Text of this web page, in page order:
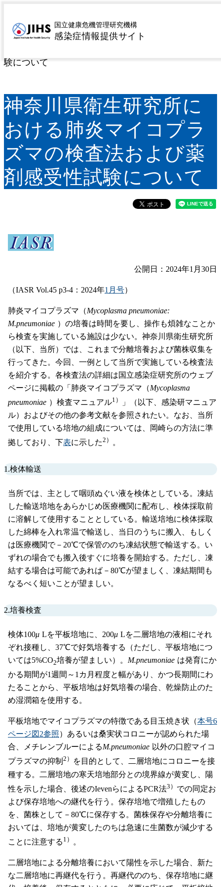
国立健康危機管理研究機構
感染症情報提供サイト
トップページ>サーベイランス>病原微生物検出情報
（IASR）> IASR特集記事>神奈川県衛生研究所にお
験について
神奈川県衛生研究所に
おける肺炎マイコプラ
ズマの検査法および薬
剤感受性試験について
公開日：2024年1月30日
（IASR Vol.45 p3-4：2024年1月号）
肺炎マイコプラズマ（Mycoplasma pneumoniae:
M.pneumoniae ）の培養は時間を要し、操作も煩雑なことか
ら検査を実施している施設は少ない。神奈川県衛生研究所
（以下、当所）では、これまで分離培養および菌株収集を
行ってきた。今回、一例として当所で実施している検査法
を紹介する。各検査法の詳細は国立感染症研究所のウェブ
ページに掲載の「肺炎マイコプラズマ（Mycoplasma
pneumoniae ）検査マニュアル1）
」（以下、感染研マニュア
ル）およびその他の参考文献を参照されたい。なお、当所
で使用している培地の組成については、岡崎らの方法に準
拠しており、下表に示した2） 。
1.検体輸送
当所では、主として咽頭ぬぐい液を検体としている。凍結
した輸送培地をあらかじめ医療機関に配布し、検体採取前
に溶解して使用することとしている。輸送培地に検体採取
した綿棒を入れ常温で輸送し、当日のうちに搬入、もしく
は医療機関で－20℃で保管ののち凍結状態で輸送する。い
ずれの場合でも搬入後すぐに培養を開始する。ただし、凍
結する場合は可能であれば－80℃が望ましく、凍結期間も
なるべく短いことが望ましい。
2.培養検査
検体100μ Lを平板培地に、200μ Lを二層培地の液相にそれ
ぞれ接種し、37℃で好気培養する（ただし、平板培地につ
いては5%CO2培養が望ましい）。 M.pneumoniae は発育にか
かる期間が1週間～1カ月程度と幅があり、かつ長期間にわ
たることから、平板培地は好気培養の場合、乾燥防止のた
め湿潤箱を使用する。
平板培地でマイコプラズマの特徴である目玉焼き状（本号6
ページ図2参照）あるいは桑実状コロニーが認められた場
合、メチレンブルーによるM.pneumoniae 以外の口腔マイコ
プラズマの抑制 2）
を目的として、二層培地にコロニーを接
種する。二層培地の寒天培地部分との境界線が黄変し、陽
性を示した場合、後述のIevenらによるPCR法3） での同定お
よび保存培地への継代を行う。保存培地で増殖したもの
を、菌株として－80℃に保存する。菌株保存や分離培養に
おいては、培地が黄変したのちは急速に生菌数が減少する
ことに注意する 1） 。
二層培地による分離培養において陽性を示した場合、新た
な二層培地に再継代を行う。再継代ののち、保存培地に継